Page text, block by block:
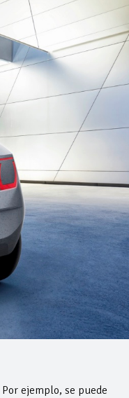
ejemplo, se puede